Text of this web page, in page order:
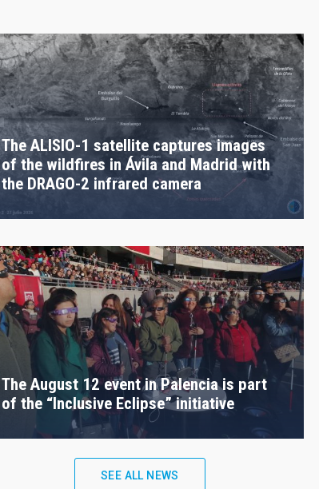
The ALISIO-1 satellite captures images
of the wildfires in Ávila and Madrid with
the DRAGO-2 infrared camera
The August 12 event in Palencia is part
of the “Inclusive Eclipse” initiative
SEE ALL NEWS